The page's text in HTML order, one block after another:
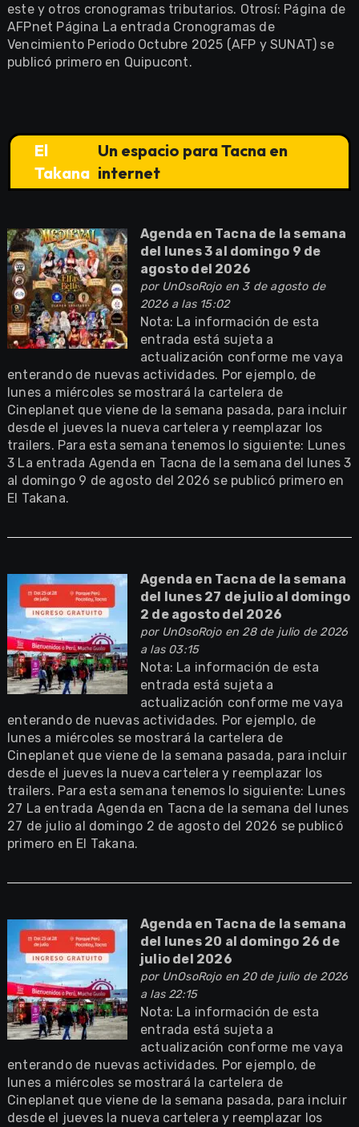
este y otros cronogramas tributarios. Otrosí: Página de
AFPnet Página La entrada Cronogramas de
Vencimiento Periodo Octubre 2025 (AFP y SUNAT) se
publicó primero en Quipucont.
El
Takana
Un espacio para Tacna en
internet
Agenda en Tacna de la semana
del lunes 3 al domingo 9 de
agosto del 2026
por UnOsoRojoen 3 de agosto de
2026 a las 15:02
Nota: La información de esta
entrada está sujeta a
actualización conforme me vaya
enterando de nuevas actividades. Por ejemplo, de
lunes a miércoles se mostrará la cartelera de
Cineplanet que viene de la semana pasada, para incluir
desde el jueves la nueva cartelera y reemplazar los
trailers. Para esta semana tenemos lo siguiente: Lunes
3 La entrada Agenda en Tacna de la semana del lunes 3
al domingo 9 de agosto del 2026 se publicó primero en
El Takana.
Agenda en Tacna de la semana
del lunes 27 de julio al domingo
2 de agosto del 2026
por UnOsoRojoen 28 de julio de 2026
a las 03:15
Nota: La información de esta
entrada está sujeta a
actualización conforme me vaya
enterando de nuevas actividades. Por ejemplo, de
lunes a miércoles se mostrará la cartelera de
Cineplanet que viene de la semana pasada, para incluir
desde el jueves la nueva cartelera y reemplazar los
trailers. Para esta semana tenemos lo siguiente: Lunes
27 La entrada Agenda en Tacna de la semana del lunes
27 de julio al domingo 2 de agosto del 2026 se publicó
primero en El Takana.
Agenda en Tacna de la semana
del lunes 20 al domingo 26 de
julio del 2026
por UnOsoRojoen 20 de julio de 2026
a las 22:15
Nota: La información de esta
entrada está sujeta a
actualización conforme me vaya
enterando de nuevas actividades. Por ejemplo, de
lunes a miércoles se mostrará la cartelera de
Cineplanet que viene de la semana pasada, para incluir
desde el jueves la nueva cartelera y reemplazar los